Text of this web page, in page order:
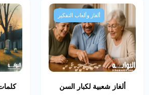
ألغاز وألعاب التفكير
ألغاز شعبية لكبار السن